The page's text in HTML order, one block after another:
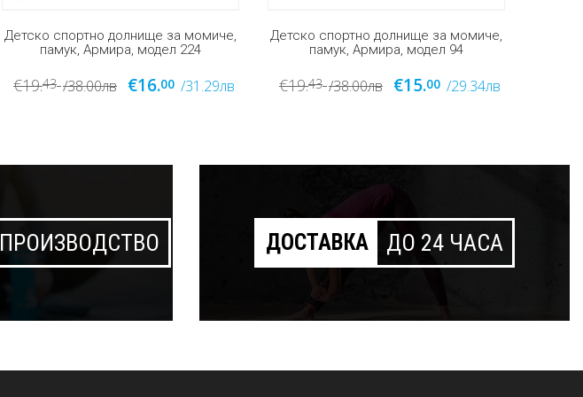
Детско спортно долнище за момиче,
памук, Армира, модел 94
€19.43 /38.00лв €15.00 /29.34лв
Детско памучно долнище, Армира,
модел 462
€19.41 /37.96лв €17.00 /33.25лв
ПРОИЗВОДСТВО ДОСТАВКА ДО 24 ЧАСА